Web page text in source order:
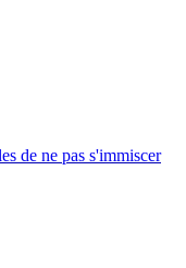
de ne pas s'immiscer